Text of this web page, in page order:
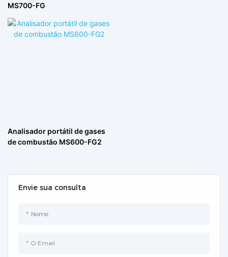
Envie sua consulta
Nome
O Email
MS700-FG
Analisador portátil de gases
de combustão MS600-FG2